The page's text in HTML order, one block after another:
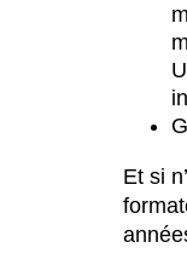
Et si